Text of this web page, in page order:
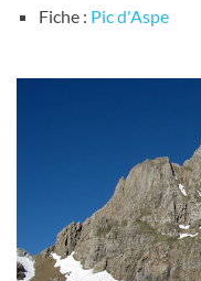
Fiche : Pic d'Aspe